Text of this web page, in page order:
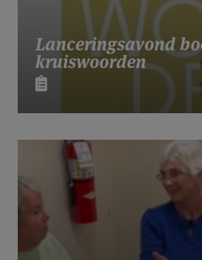
Lanceringsavond
kruiswoorden